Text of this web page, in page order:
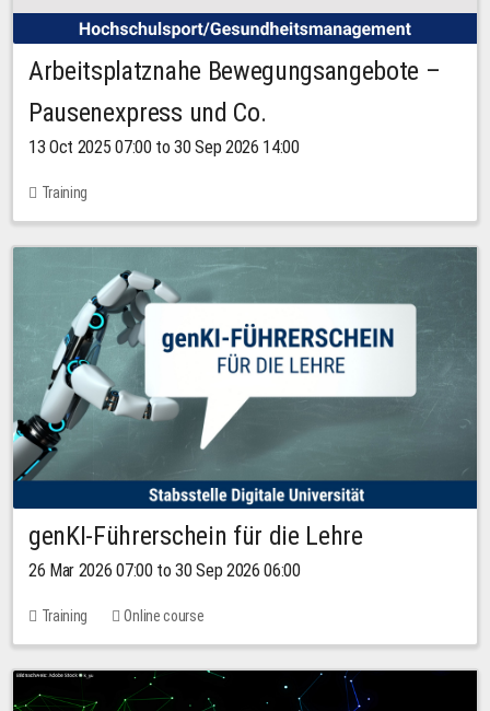
Arbeitsplatznahe Bewegungsangebote –
Pausenexpress und Co.
13 Oct 2025 07:00 to 30 Sep 2026 14:00
Training
genKI-Führerschein für die Lehre
26 Mar 2026 07:00 to 30 Sep 2026 06:00
Training Online course